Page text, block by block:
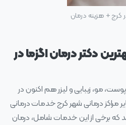
کرج + هزینه درمان
دکتر درمان اگزما در
مو، زیبایی و لیزر هم اکنون در
مراکز درمانی شهر کرج خدمات درمانی
که برخی از این خدمات شامل، درمان